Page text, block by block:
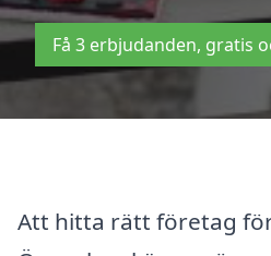
Få 3 erbjudanden, gratis
Att hitta rätt företag